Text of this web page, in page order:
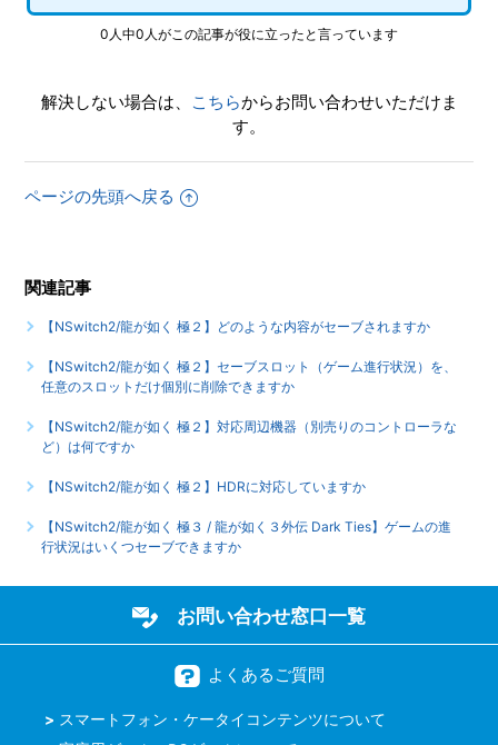
ばいいか、バトルで勝てない場合はどうすればいいですか
さい
【NSwitch2/龍が如く 極２】クリア後、2周めができるモー
ドはありますか
【NSwitch2/龍が如く 極２】真島編は全何章ですか、各章に
もっと見る
0人中0人がこの記事が役に立ったと言っています
解決しない場合は、 こちらからお問い合わせいただけま
す。
ページの先頭へ戻る
関連記事
【NSwitch2/龍が如く 極２】どのような内容がセーブされますか
【NSwitch2/龍が如く 極２】セーブスロット（ゲーム進行状況）を、
任意のスロットだけ個別に削除できますか
【NSwitch2/龍が如く 極２】対応周辺機器（別売りのコントローラな
ど）は何ですか
【NSwitch2/龍が如く 極２】HDRに対応していますか
【NSwitch2/龍が如く 極３ / 龍が如く３外伝 Dark Ties】ゲームの進
行状況はいくつセーブできますか
お問い合わせ窓口一覧
よくあるご質問
スマートフォン・ケータイコンテンツについて